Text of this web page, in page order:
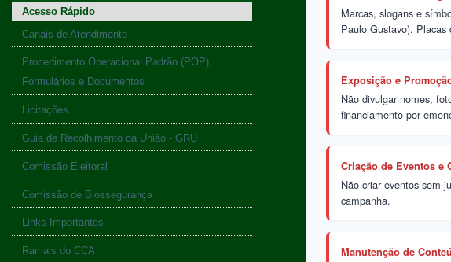
Acesso Rápido
Canais de Atendimento
Procedimento Operacional Padrão (POP),
Formulários e Documentos
Licitações
Guia de Recolhimento da União - GRU
Comissão Eleitoral
Comissão de Biossegurança
Links Importantes
Ramais do CCA
Marcas, slogans e
Paulo Gustavo).
Exposição e
Não divulgar nomes,
financiamento por
Criação de Eventos e
Não criar eventos sem
campanha.
Manutenção de